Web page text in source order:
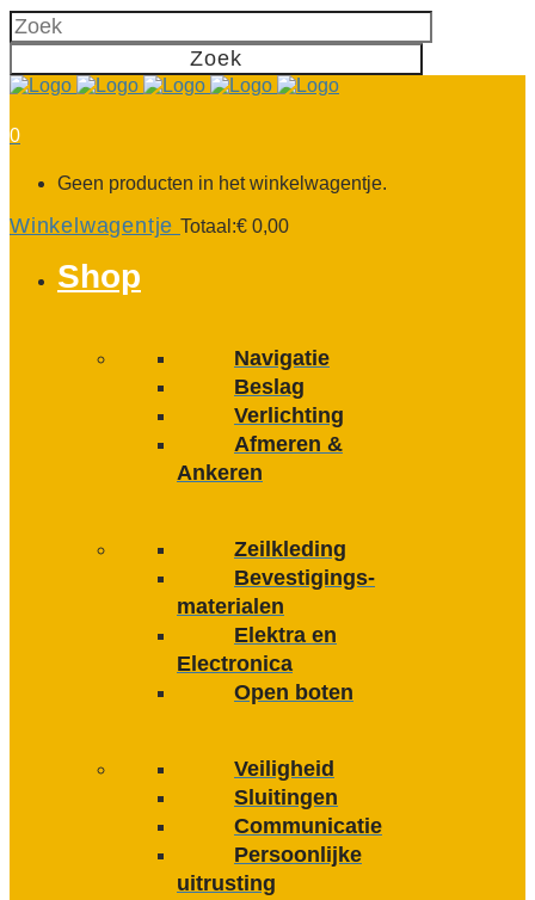
0
Geen producten in het winkelwagentje.
Winkelwagentje Totaal:€ 0,00
Shop
Navigatie
Beslag
Verlichting
Afmeren &
Ankeren
Zeilkleding
Bevestigings­­
materialen
Elektra en
Electronica
Open boten
Veiligheid
Sluitingen
Communicatie
Persoonlijke
uitrusting